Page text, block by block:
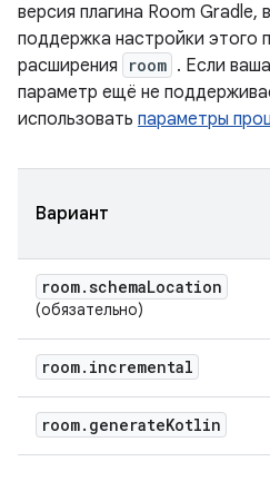
версия плагина Room Gradle,
поддержка настройки этого
расширения
room . Если
параметр ещё не
использовать параметры
Вариант
room.schemaLocation
(обязательно)
room. incremental
room. generateKotlin